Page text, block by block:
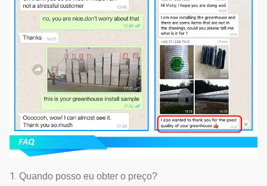
1. Quando posso eu obter o preço?